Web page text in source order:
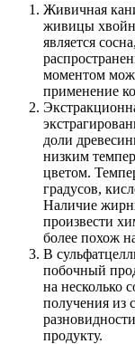
Живичная
живицы
является
моментом
применение
доли
низким
цветом.
градусов,
Наличие
произвести
более похож
В
побочный
на несколько
получения из
продукту.